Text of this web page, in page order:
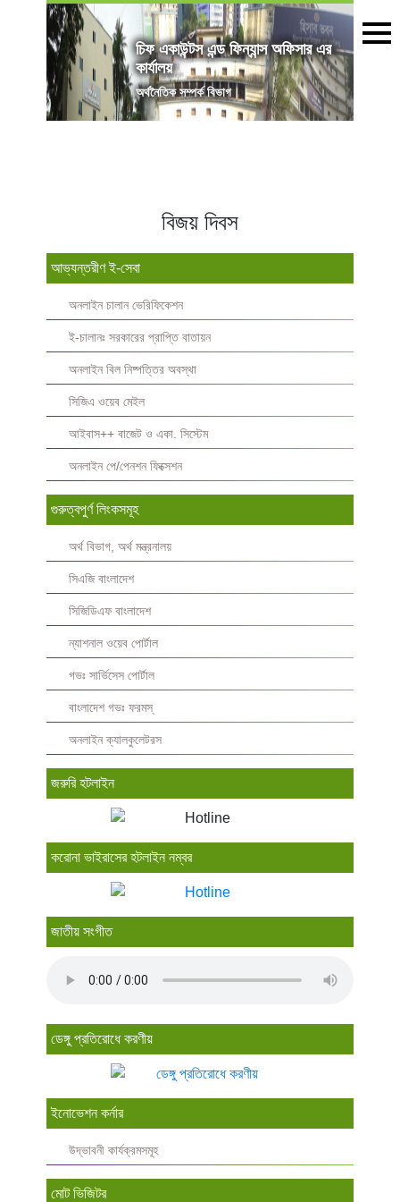
চিফ একাউন্টস এন্ড ফিন্যান্স অফিসার এর
কার্যালয়
অৰ্থনৈতিক সম্পর্ক বিভাগ
বিজয় দিবস
আভ্যন্তরীণ ই-সেবা
অনলাইন চালান ভেরিফিকেশন
ই-চালানঃ সরকারের প্রাপ্তি বাতায়ন
অনলাইন বিল নিষ্পত্তির অবস্থা
সিজিএ ওয়েব মেইল
আইবাস++ বাজেট ও একা. সিস্টেম
অনলাইন পে/পেনশন ফিক্সেশন
গুরুত্বপুর্ণ লিংকসমূহ
অর্থ বিভাগ, অর্থ মন্ত্রনালয়
সিএজি বাংলাদেশ
সিজিডিএফ বাংলাদেশ
ন্যাশনাল ওয়েব পোর্টাল
গভঃ সার্ভিসেস পোর্টাল
বাংলাদেশ গভঃ ফরমস্‌
অনলাইন ক্যালকুলেটরস
জরুরি হটলাইন
করোনা ভাইরাসের হটলাইন নম্বর
জাতীয় সংগীত
ডেঙ্গু প্রতিরোধে করণীয়
ইনোভেশন কর্নার
উদ্ভাবনী কার্যক্রমসমূহ
মোট ভিজিটর